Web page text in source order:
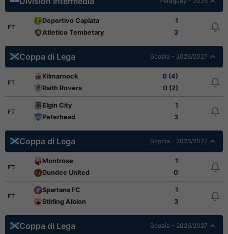
FT
Deportivo Capiata
1
Atletico Tembetary
3
Coppa di Lega Scozia - 2026/2027
FT
Kilmarnock
0 (4)
Raith Rovers
0 (2)
FT
Elgin City
1
Peterhead
3
Coppa di Lega Scozia - 2026/2027
FT
Montrose
1
Dundee United
0
FT
Spartans FC
1
Stirling Albion
3
Coppa di Lega Scozia - 2026/2027